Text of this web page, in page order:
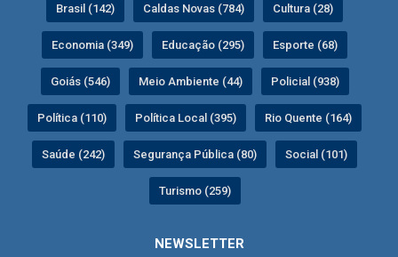
Brasil (142) Caldas Novas (784) Cultura (28)
Economia (349) Educação (295) Esporte (68)
Goiás (546) Meio Ambiente (44) Policial (938)
Política (110) Política Local (395) Rio Quente (164)
Saúde (242) Segurança Pública (80) Social (101)
Turismo (259)
NEWSLETTER